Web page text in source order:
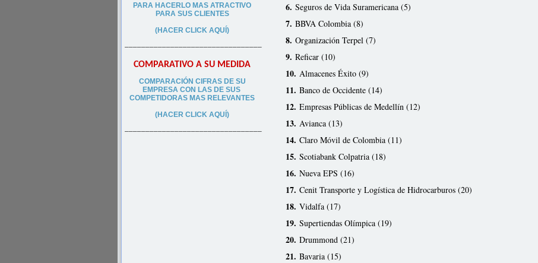
PARA HACERLO MAS ATRACTIVO
PARA SUS CLIENTES
(HACER CLICK AQUÍ)
–––––––––––––––––––––––––––––––––
COMPARATIVO A SU MEDIDA
COMPARACIÓN CIFRAS DE SU
EMPRESA CON LAS DE SUS
COMPETIDORAS MAS RELEVANTES
(HACER CLICK AQUÍ)
–––––––––––––––––––––––––––––––––
6. Seguros de Vida Suramericana (5)
7. BBVA Colombia (8)
8. Organización Terpel (7)
9. Reficar (10)
10. Almacenes Éxito (9)
11. Banco de Occidente (14)
12. Empresas Públicas de Medellín (12)
13. Avianca (13)
14. Claro Móvil de Colombia (11)
15. Scotiabank Colpatria (18)
16. Nueva EPS (16)
17. Cenit Transporte y Logística de Hidrocarburos (20)
18. Vidalfa (17)
19. Supertiendas Olímpica (19)
20. Drummond (21)
21. Bavaria (15)